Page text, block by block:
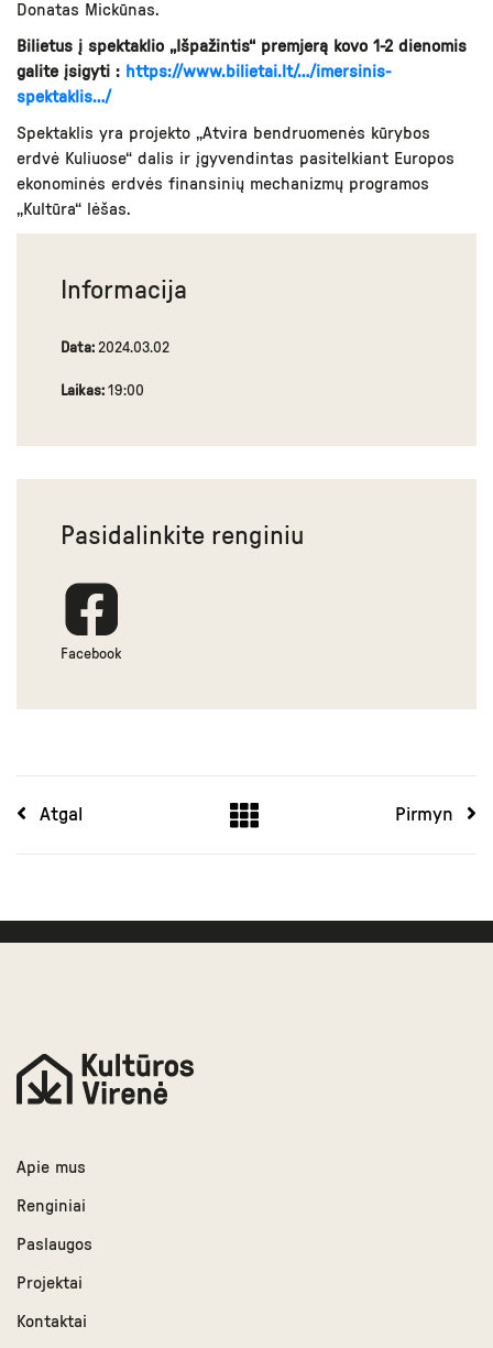
Donatas Mickūnas.
Bilietus į spektaklio „Išpažintis“ premjerą kovo 1-2 dienomis
galite įsigyti : https://www.bilietai.lt/…/imersinis-
spektaklis…/
Spektaklis yra projekto „Atvira bendruomenės kūrybos
erdvė Kuliuose“ dalis ir įgyvendintas pasitelkiant Europos
ekonominės erdvės finansinių mechanizmų programos
„Kultūra“ lėšas.
Informacija
Data: 2024.03.02
Laikas: 19:00
Pasidalinkite renginiu
Facebook
Atgal Pirmyn
Apie mus
Renginiai
Paslaugos
Projektai
Kontaktai